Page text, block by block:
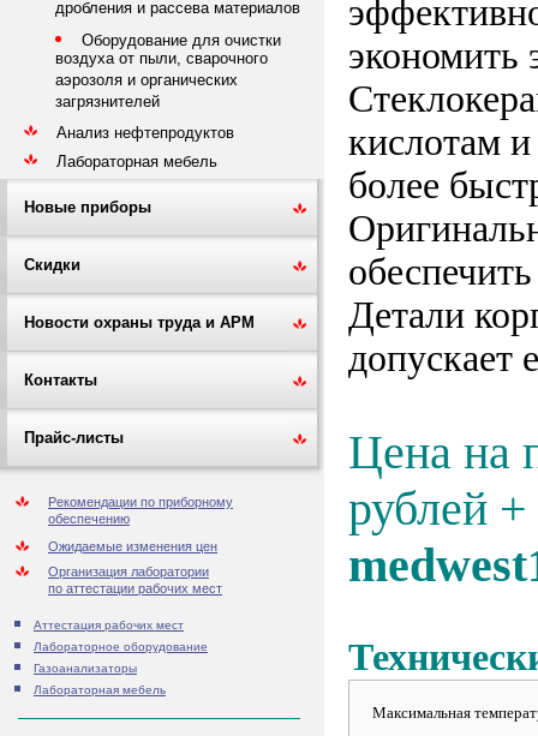
дробления и рассева материалов
Оборудование для очистки
воздуха от пыли, сварочного
аэрозоля и органических
загрязнителей
Анализ нефтепродуктов
Лабораторная мебель
Новые приборы
Скидки
Новости охраны труда и АРМ
Контакты
Прайс-листы
Рекомендации по приборному
обеспечению
Ожидаемые изменения цен
Организация лаборатории
по аттестации рабочих мест
Аттестация рабочих мест
Лабораторное оборудование
Газоанализаторы
Лабораторная мебель
экономить
кислотам
более
Детали
допускает
Цена на
рублей
Максимальная